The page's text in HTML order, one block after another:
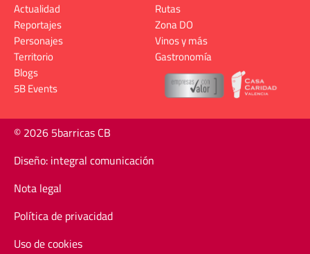
Actualidad
Reportajes
Personajes
Territorio
Rutas
Zona DO
Vinos y más
Gastronomía
Blogs
5B Events
© 2026 5barricas CB
Diseño: integral comunicación
Nota legal
Política de privacidad
Uso de cookies